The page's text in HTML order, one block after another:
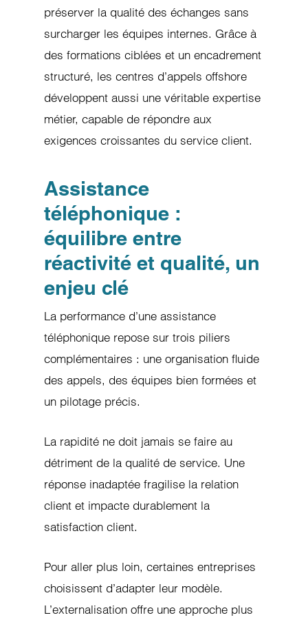
préserver la qualité des échanges sans
surcharger les équipes internes. Grâce à
des formations ciblées et un encadrement
structuré, les centres d’appels offshore
développent aussi une véritable expertise
métier, capable de répondre aux
exigences croissantes du service client.
Assistance
téléphonique :
équilibre entre
réactivité et qualité, un
enjeu clé
La performance d’une assistance
téléphonique repose sur trois piliers
complémentaires : une organisation fluide
des appels, des équipes bien formées et
un pilotage précis.
La rapidité ne doit jamais se faire au
détriment de la qualité de service. Une
réponse inadaptée fragilise la relation
client et impacte durablement la
satisfaction client.
Pour aller plus loin, certaines entreprises
choisissent d’adapter leur modèle.
L’externalisation offre une approche plus